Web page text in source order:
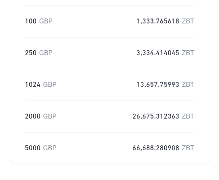
100 GBP 1,333.765618 ZBT
250 GBP 3,334.414045 ZBT
1024 GBP 13,657.75993 ZBT
2000 GBP 26,675.312363 ZBT
5000 GBP 66,688.280908 ZBT